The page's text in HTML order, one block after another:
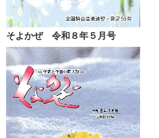
そよかぜ 令和８年５月号